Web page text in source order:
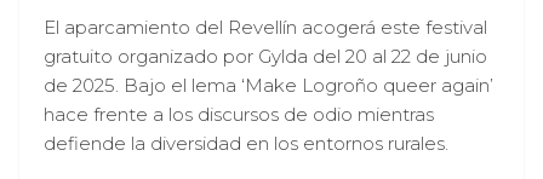
El aparcamiento del Revellín acogerá este festival
gratuito organizado por Gylda del 20 al 22 de junio
de 2025. Bajo el lema ‘Make Logroño queer again’
hace frente a los discursos de odio mientras
defiende la diversidad en los entornos rurales.